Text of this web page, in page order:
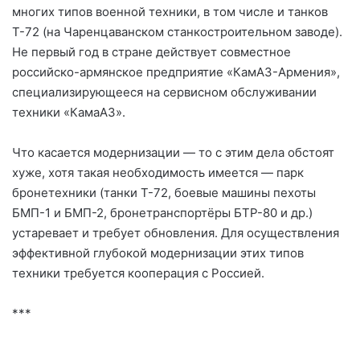
многих типов военной техники, в том числе и танков
Т-72 (на Чаренцаванском станкостроительном заводе).
Не первый год в стране действует совместное
российско-армянское предприятие «КамАЗ-Армения»,
специализирующееся на сервисном обслуживании
техники «КамаАЗ».
Что касается модернизации — то с этим дела обстоят
хуже, хотя такая необходимость имеется — парк
бронетехники (танки Т-72, боевые машины пехоты
БМП-1 и БМП-2, бронетранспортёры БТР-80 и др.)
устаревает и требует обновления. Для осуществления
эффективной глубокой модернизации этих типов
техники требуется кооперация с Россией.
***